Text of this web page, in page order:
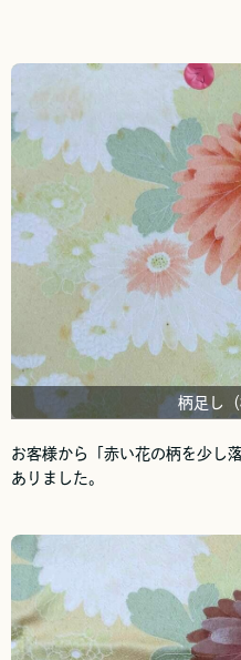
柄足し
お客様から「赤い花の柄を少し
ありました。